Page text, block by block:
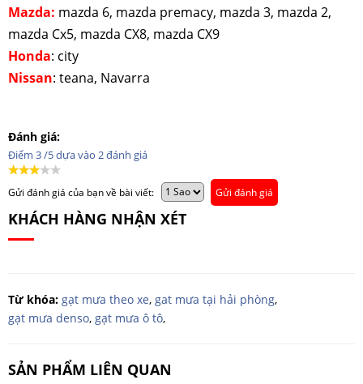
Mazda: mazda 6, mazda premacy, mazda 3, mazda 2,
mazda Cx5, mazda CX8, mazda CX9
Honda: city
Nissan: teana, Navarra
Đánh giá:
Điểm 3/5 dựa vào 2đánh giá
Gửi đánh giá của bạn về bài viết: Gửi đánh giá
KHÁCH HÀNG NHẬN XÉT
Từ khóa: gạt mưa theo xe, gat mưa tại hải phòng,
gạt mưa denso, gạt mưa ô tô,
SẢN PHẨM LIÊN QUAN